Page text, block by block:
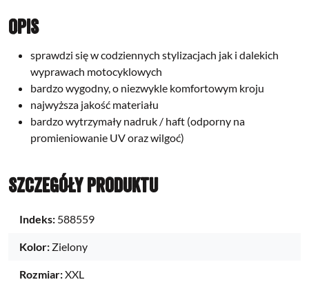
Opis
sprawdzi się w codziennych stylizacjach jak i dalekich
wyprawach motocyklowych
bardzo wygodny, o niezwykle komfortowym kroju
najwyższa jakość materiału
bardzo wytrzymały nadruk / haft (odporny na
promieniowanie UV oraz wilgoć)
Szczegóły produktu
Indeks: 588559
Kolor: Zielony
Rozmiar:XXL